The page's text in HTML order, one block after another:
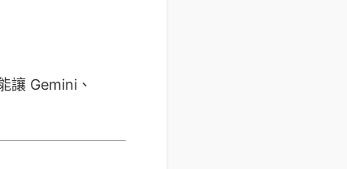
讓 Gemini、